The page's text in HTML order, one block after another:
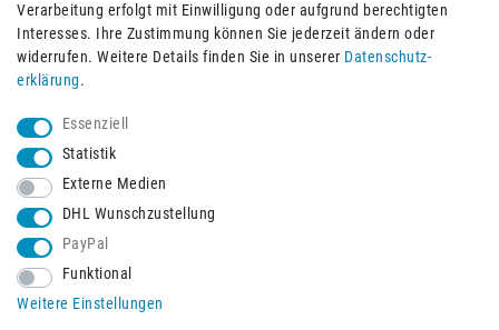
Impressum Daten­schutz­erklärung AGB
Verarbeitung erfolgt mit Einwilligung oder aufgrund berechtigten
Interesses. Ihre Zustimmung können Sie jederzeit ändern oder
widerrufen. Weitere Details finden Sie in unserer Daten­schutz­
erklärung.
Essenziell
Statistik
Externe Medien
DHL Wunschzustellung
PayPal
Funktional
Weitere Einstellungen